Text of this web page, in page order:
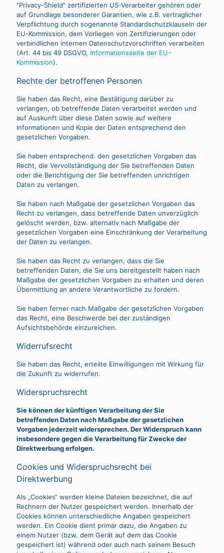
"Privacy-Shield" zertifizierten US-Verarbeiter gehören oder
auf Grundlage besonderer Garantien, wie z.B. vertraglicher
Verpflichtung durch sogenannte Standardschutzklauseln der
EU-Kommission, dem Vorliegen von Zertifizierungen oder
verbindlichen internen Datenschutzvorschriften verarbeiten
(Art. 44 bis 49 DSGVO, Informationsseite der EU-
Kommission).
Rechte der betroffenen Personen
Sie haben das Recht, eine Bestätigung darüber zu
verlangen, ob betreffende Daten verarbeitet werden und
auf Auskunft über diese Daten sowie auf weitere
Informationen und Kopie der Daten entsprechend den
gesetzlichen Vorgaben.
Sie haben entsprechend. den gesetzlichen Vorgaben das
Recht, die Vervollständigung der Sie betreffenden Daten
oder die Berichtigung der Sie betreffenden unrichtigen
Daten zu verlangen.
Sie haben nach Maßgabe der gesetzlichen Vorgaben das
Recht zu verlangen, dass betreffende Daten unverzüglich
gelöscht werden, bzw. alternativ nach Maßgabe der
gesetzlichen Vorgaben eine Einschränkung der Verarbeitung
der Daten zu verlangen.
Sie haben das Recht zu verlangen, dass die Sie
betreffenden Daten, die Sie uns bereitgestellt haben nach
Maßgabe der gesetzlichen Vorgaben zu erhalten und deren
Übermittlung an andere Verantwortliche zu fordern.
Sie haben ferner nach Maßgabe der gesetzlichen Vorgaben
das Recht, eine Beschwerde bei der zuständigen
Aufsichtsbehörde einzureichen.
Widerrufsrecht
Sie haben das Recht, erteilte Einwilligungen mit Wirkung für
die Zukunft zu widerrufen.
Widerspruchsrecht
Sie können der künftigen Verarbeitung der Sie
betreffenden Daten nach Maßgabe der gesetzlichen
Vorgaben jederzeit widersprechen. Der Widerspruch kann
insbesondere gegen die Verarbeitung für Zwecke der
Direktwerbung erfolgen.
Cookies und Widerspruchsrecht bei
Direktwerbung
Als „Cookies“ werden kleine Dateien bezeichnet, die auf
Rechnern der Nutzer gespeichert werden. Innerhalb der
Cookies können unterschiedliche Angaben gespeichert
werden. Ein Cookie dient primär dazu, die Angaben zu
einem Nutzer (bzw. dem Gerät auf dem das Cookie
gespeichert ist) während oder auch nach seinem Besuch